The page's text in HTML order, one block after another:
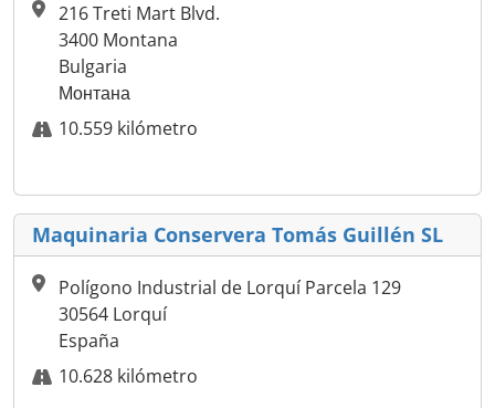
216 Treti Mart Blvd.
3400 Montana
Bulgaria
Монтана
10.559 kilómetro
Maquinaria Conservera Tomás Guillén SL
Polígono Industrial de Lorquí Parcela 129
30564 Lorquí
España
10.628 kilómetro